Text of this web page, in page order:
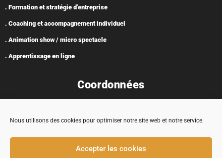
Nous utilisons des cookies pour optimiser notre site web et notre service.
Accepter les cookies
. Formation et stratégie d’entreprise
. Coaching et accompagnement individuel
. Animation show / micro spectacle
. Apprentissage en ligne
Coordonnées
Adresse : 5 rue Encabane, 32430 Cologne
contact@tremplincarriere.com